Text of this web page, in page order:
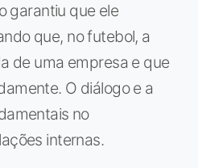
garantiu que ele
que, no futebol, a
de uma empresa e que
O diálogo e a
no
internas.